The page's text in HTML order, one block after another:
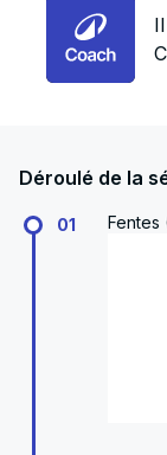
Déroulé de la
01 Fentes